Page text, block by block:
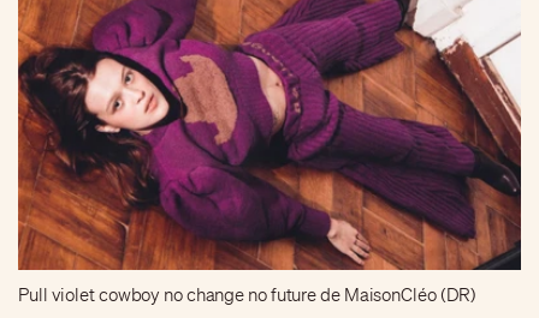
Pull violet cowboy no change no future de MaisonCléo (DR)